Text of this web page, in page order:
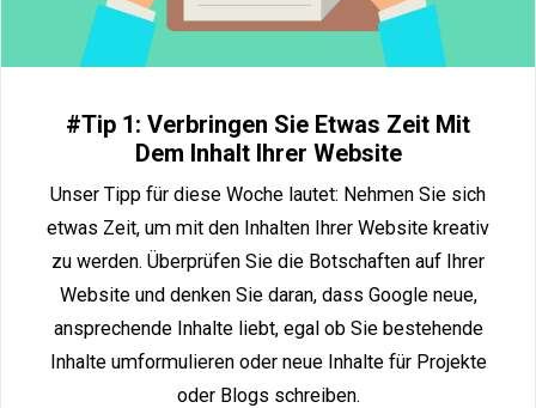
#Tip 1: Verbringen Sie Etwas Zeit Mit
Dem Inhalt Ihrer Website
Unser Tipp für diese Woche lautet: Nehmen Sie sich
etwas Zeit, um mit den Inhalten Ihrer Website kreativ
zu werden. Überprüfen Sie die Botschaften auf Ihrer
Website und denken Sie daran, dass Google neue,
ansprechende Inhalte liebt, egal ob Sie bestehende
Inhalte umformulieren oder neue Inhalte für Projekte
oder Blogs schreiben.